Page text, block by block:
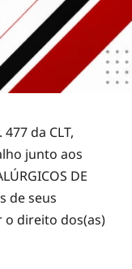
da CLT,
junto aos
DE
de seus
o direito dos(as)